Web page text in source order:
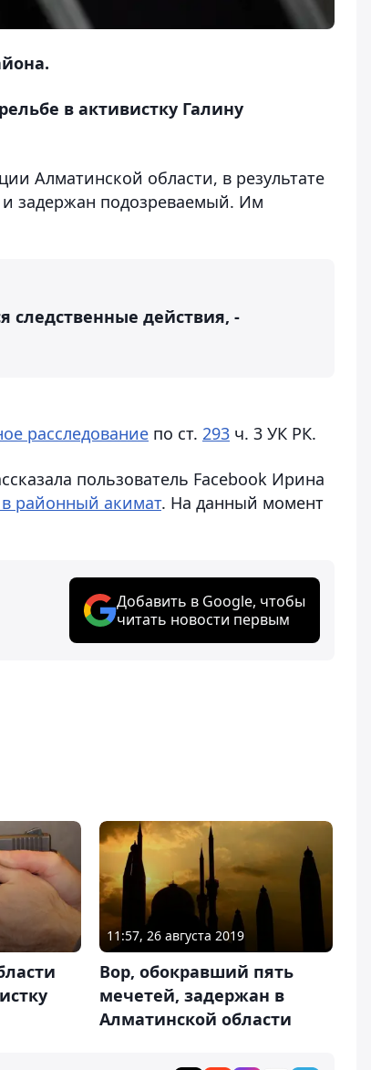
в активистку Галину
Алматинской области, в результате
задержан подозреваемый. Им
следственные действия, -
расследование по ст. 293 ч. 3 УК РК.
пользователь Facebook Ирина
районный акимат. На данный момент
Добавить в Google, чтобы
читать новости первым
11:57, 26 августа 2019
Вор, обокравший пять
мечетей, задержан в
Алматинской области